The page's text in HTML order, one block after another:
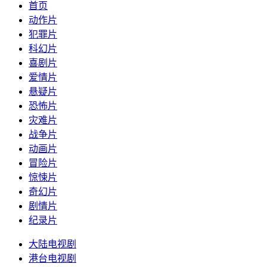
首页
动作片
犯罪片
科幻片
喜剧片
爱情片
悬疑片
恐怖片
灾难片
战争片
动画片
冒险片
惊悚片
奇幻片
剧情片
纪录片
大陆电视剧
港台电视剧